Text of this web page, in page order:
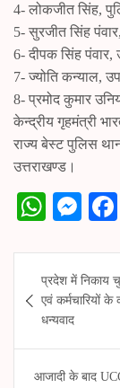
4- लोकजीत सिंह,
5- सुरजीत सिंह
6- दीपक सिंह पंवार,
7- ज्योति कन्याल,
8- प्रमोद कुमार
केन्द्रीय गृहमंत्री
राज्य बेस्ट पुलिस
उत्तराखण्ड।
W
ts
A
pp
M
se
ng
navigation
प्रदेश में निकाय
एवं कर्मचारियों के
धन्यवाद
आजादी के बाद